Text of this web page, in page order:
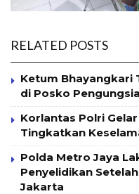
RELATED POSTS
Ketum Bhayangkari
di Posko
Korlantas Polri
Tingkatkan
Polda Metro Jaya
Penyelidikan
Jakarta